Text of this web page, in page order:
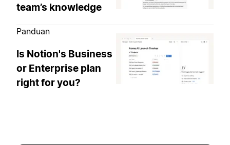
team’s knowledge
Panduan
Is Notion's Business
or Enterprise plan
right for you?